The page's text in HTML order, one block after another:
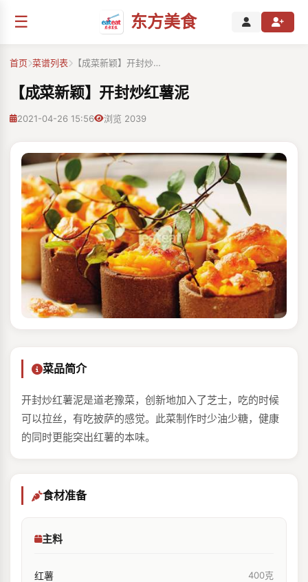
☰ 东方美食
首页 菜谱列表 【成菜新颖】开封炒…
【成菜新颖】开封炒红薯泥
2021-04-26 15:56 浏览 2039
菜品简介
开封炒红薯泥是道老豫菜，创新地加入了芝士，吃的时候
可以拉丝，有吃披萨的感觉。此菜制作时少油少糖，健康
的同时更能突出红薯的本味。
食材准备
主料
红薯 400克